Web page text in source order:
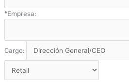
*Empresa:
Cargo: